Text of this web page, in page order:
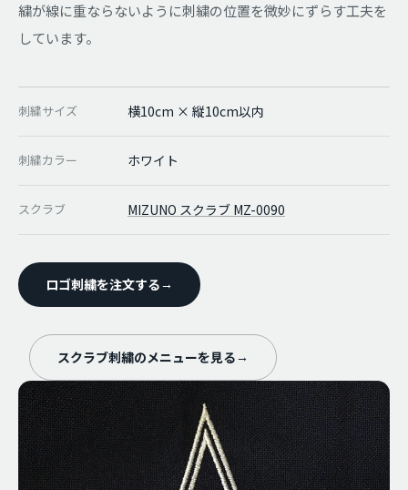
繍が線に重ならないように刺繍の位置を微妙にずらす工夫を
しています。
刺繍サイズ 横10cm × 縦10cm以内
刺繍カラー ホワイト
スクラブ MIZUNO スクラブ MZ-0090
ロゴ刺繍を注文する →
スクラブ刺繍のメニューを見る →